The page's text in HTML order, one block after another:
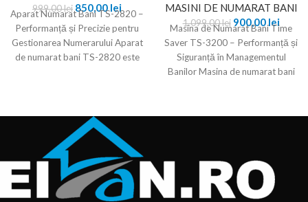
999,00lei 850,00 lei
Aparat Numarat Bani TS-2820 –
Performanță și Precizie pentru
Gestionarea Numerarului Aparat
de numarat bani TS-2820 este
MASINI DE NUMARAT BANI
1.099,00lei 900,00 lei
Masina de Numarat Bani Time
Saver TS-3200 – Performanță și
Siguranță în Managementul
Banilor Masina de numarat bani